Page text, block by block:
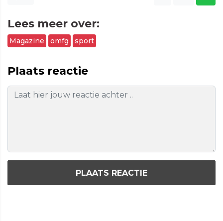
Lees meer over:
Magazine omfg sport
Plaats reactie
PLAATS REACTIE